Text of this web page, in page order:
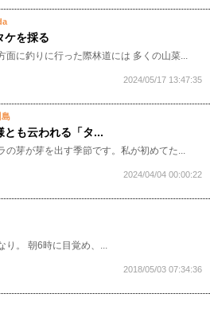
ケを採る
面に釣りに行った際林道には 多くの山菜...
2024/05/17 13:47:35
島
とも云われる「タ...
の芽が芽を出す季節です。私が初めてた...
2024/04/04 00:00:22
り。 朝6時に目覚め、...
2018/05/03 07:34:36